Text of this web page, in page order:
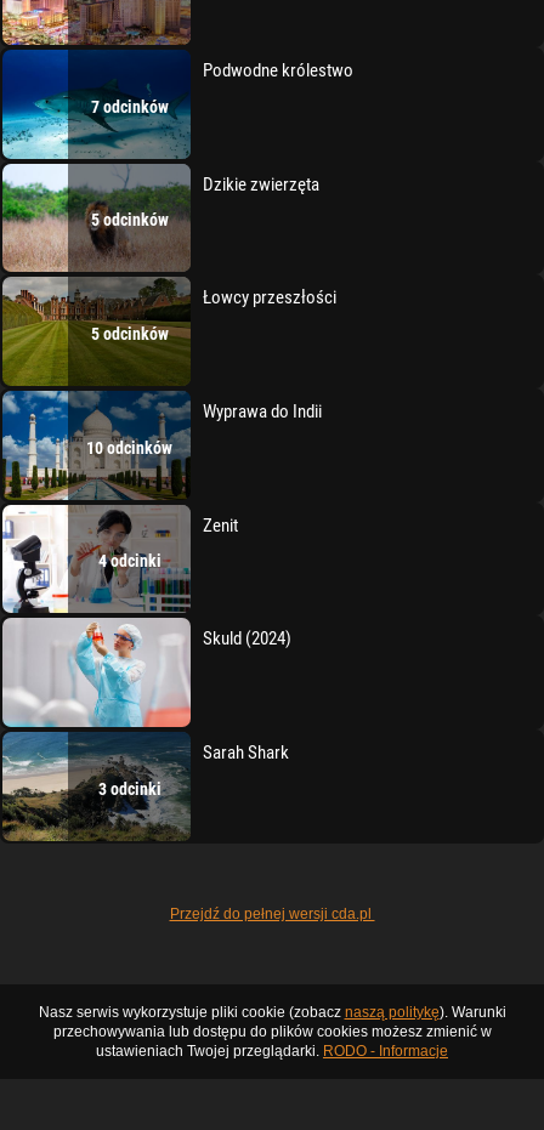
7 odcinków
Podwodne królestwo
5 odcinków
Dzikie zwierzęta
5 odcinków
Łowcy przeszłości
10 odcinków
Wyprawa do Indii
4 odcinki
Zenit
Skuld (2024)
3 odcinki
Sarah Shark
Przejdź do pełnej wersji cda.pl
Nasz serwis wykorzystuje pliki cookie (zobacz naszą politykę). Warunki
przechowywania lub dostępu do plików cookies możesz zmienić w
ustawieniach Twojej przeglądarki. RODO - Informacje